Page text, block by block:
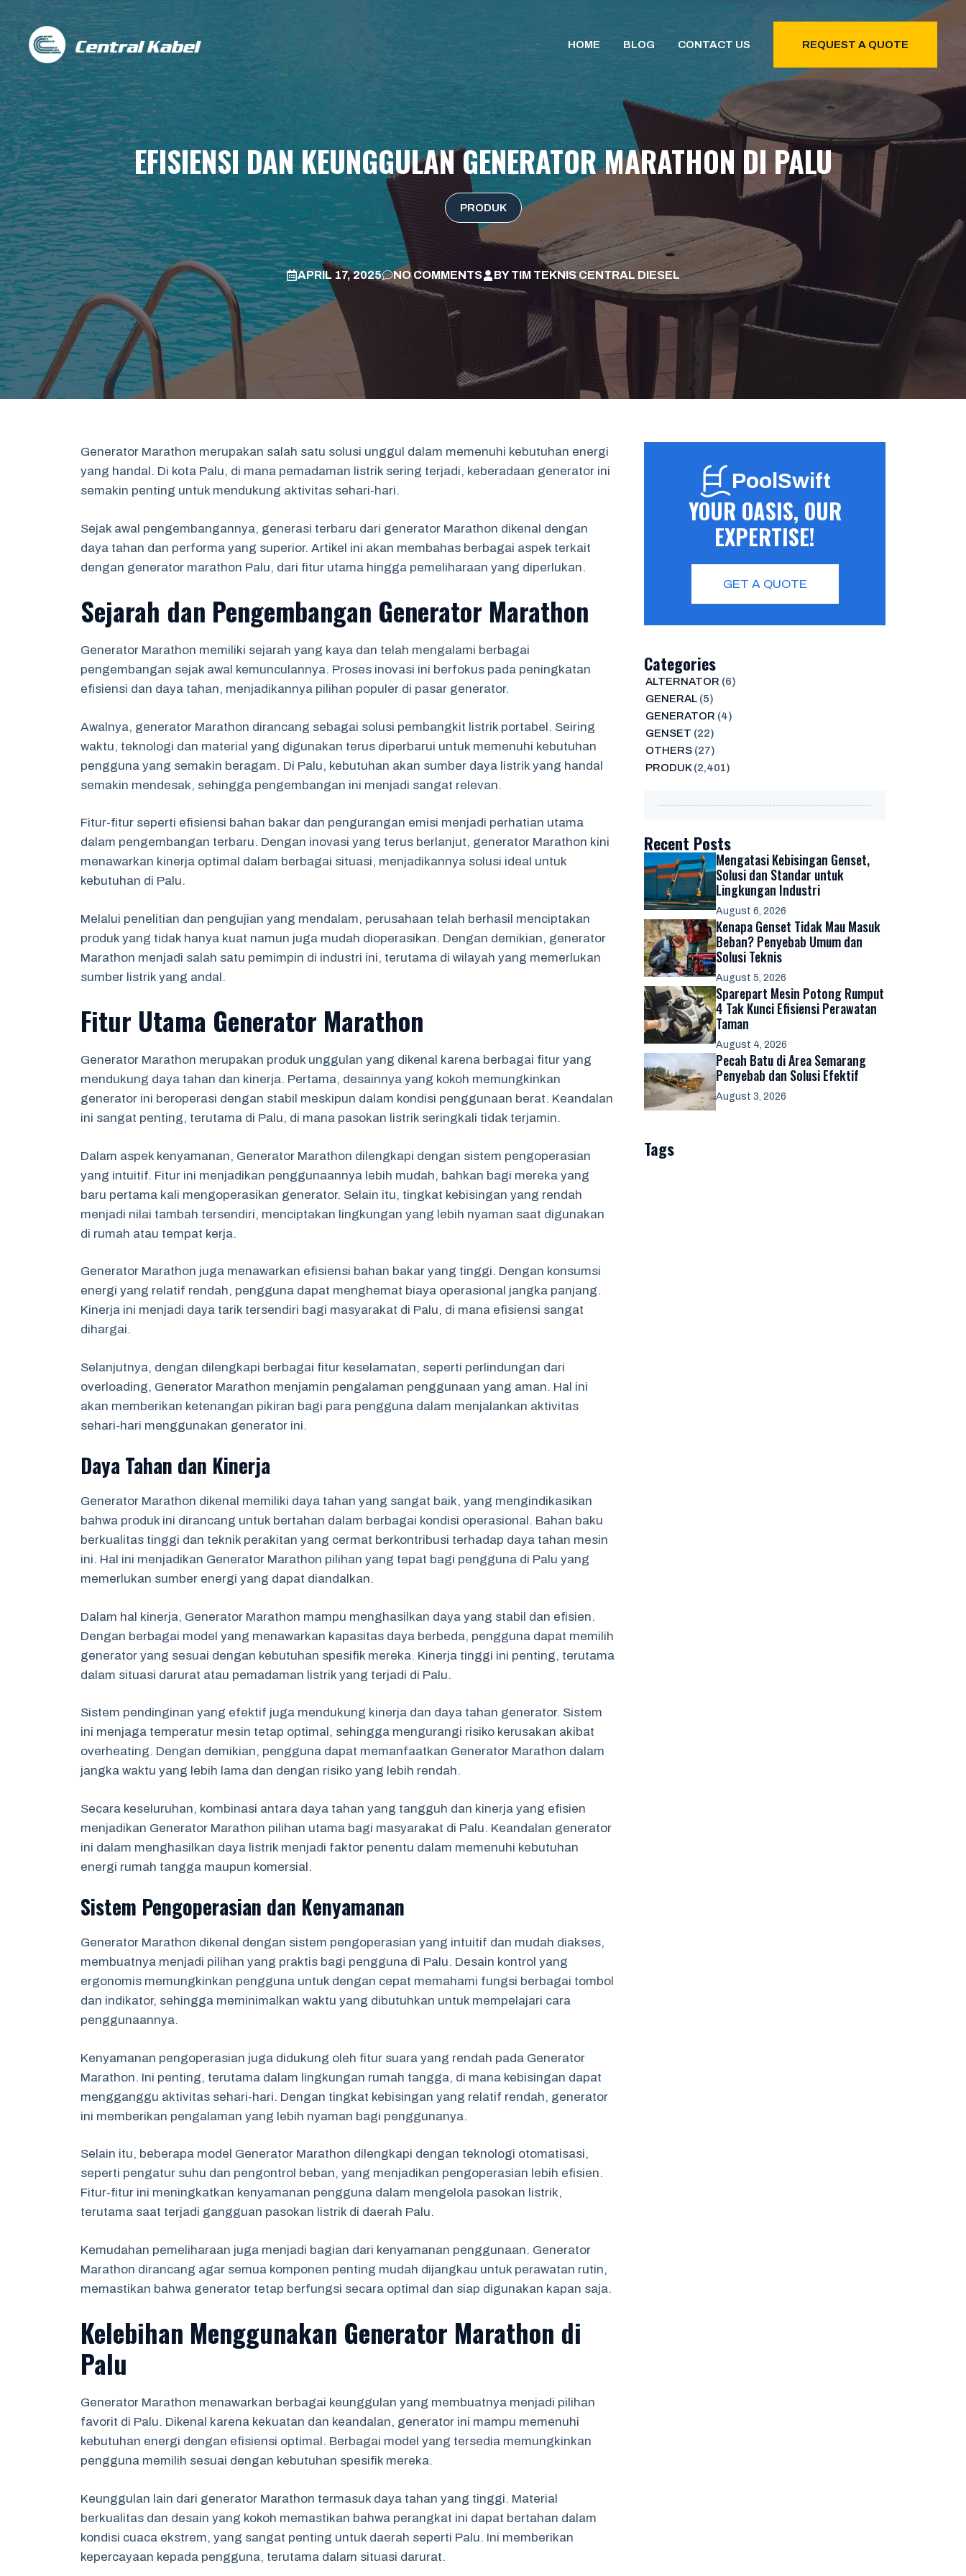
Skip
to
content
HOME BLOG CONTACT US REQUEST A QUOTE
EFISIENSI DAN KEUNGGULAN GENERATOR MARATHON DI PALU
PRODUK
APRIL 17, 2025 NO COMMENTS BYTIM TEKNIS CENTRAL DIESEL
Generator Marathon merupakan salah satu solusi unggul dalam memenuhi kebutuhan energi
yang handal. Di kota Palu, di mana pemadaman listrik sering terjadi, keberadaan generator ini
semakin penting untuk mendukung aktivitas sehari-hari.
Sejak awal pengembangannya, generasi terbaru dari generator Marathon dikenal dengan
daya tahan dan performa yang superior. Artikel ini akan membahas berbagai aspek terkait
dengan generator marathon Palu, dari fitur utama hingga pemeliharaan yang diperlukan.
Sejarah dan Pengembangan Generator Marathon
Generator Marathon memiliki sejarah yang kaya dan telah mengalami berbagai
pengembangan sejak awal kemunculannya. Proses inovasi ini berfokus pada peningkatan
efisiensi dan daya tahan, menjadikannya pilihan populer di pasar generator.
Awalnya, generator Marathon dirancang sebagai solusi pembangkit listrik portabel. Seiring
waktu, teknologi dan material yang digunakan terus diperbarui untuk memenuhi kebutuhan
pengguna yang semakin beragam. Di Palu, kebutuhan akan sumber daya listrik yang handal
semakin mendesak, sehingga pengembangan ini menjadi sangat relevan.
Fitur-fitur seperti efisiensi bahan bakar dan pengurangan emisi menjadi perhatian utama
dalam pengembangan terbaru. Dengan inovasi yang terus berlanjut, generator Marathon kini
menawarkan kinerja optimal dalam berbagai situasi, menjadikannya solusi ideal untuk
kebutuhan di Palu.
Melalui penelitian dan pengujian yang mendalam, perusahaan telah berhasil menciptakan
produk yang tidak hanya kuat namun juga mudah dioperasikan. Dengan demikian, generator
Marathon menjadi salah satu pemimpin di industri ini, terutama di wilayah yang memerlukan
sumber listrik yang andal.
Fitur Utama Generator Marathon
Generator Marathon merupakan produk unggulan yang dikenal karena berbagai fitur yang
mendukung daya tahan dan kinerja. Pertama, desainnya yang kokoh memungkinkan
generator ini beroperasi dengan stabil meskipun dalam kondisi penggunaan berat. Keandalan
ini sangat penting, terutama di Palu, di mana pasokan listrik seringkali tidak terjamin.
Dalam aspek kenyamanan, Generator Marathon dilengkapi dengan sistem pengoperasian
yang intuitif. Fitur ini menjadikan penggunaannya lebih mudah, bahkan bagi mereka yang
baru pertama kali mengoperasikan generator. Selain itu, tingkat kebisingan yang rendah
menjadi nilai tambah tersendiri, menciptakan lingkungan yang lebih nyaman saat digunakan
di rumah atau tempat kerja.
Generator Marathon juga menawarkan efisiensi bahan bakar yang tinggi. Dengan konsumsi
energi yang relatif rendah, pengguna dapat menghemat biaya operasional jangka panjang.
Kinerja ini menjadi daya tarik tersendiri bagi masyarakat di Palu, di mana efisiensi sangat
dihargai.
Selanjutnya, dengan dilengkapi berbagai fitur keselamatan, seperti perlindungan dari
overloading, Generator Marathon menjamin pengalaman penggunaan yang aman. Hal ini
akan memberikan ketenangan pikiran bagi para pengguna dalam menjalankan aktivitas
sehari-hari menggunakan generator ini.
Daya Tahan dan Kinerja
Generator Marathon dikenal memiliki daya tahan yang sangat baik, yang mengindikasikan
bahwa produk ini dirancang untuk bertahan dalam berbagai kondisi operasional. Bahan baku
berkualitas tinggi dan teknik perakitan yang cermat berkontribusi terhadap daya tahan mesin
ini. Hal ini menjadikan Generator Marathon pilihan yang tepat bagi pengguna di Palu yang
memerlukan sumber energi yang dapat diandalkan.
Dalam hal kinerja, Generator Marathon mampu menghasilkan daya yang stabil dan efisien.
Dengan berbagai model yang menawarkan kapasitas daya berbeda, pengguna dapat memilih
generator yang sesuai dengan kebutuhan spesifik mereka. Kinerja tinggi ini penting, terutama
dalam situasi darurat atau pemadaman listrik yang terjadi di Palu.
Sistem pendinginan yang efektif juga mendukung kinerja dan daya tahan generator. Sistem
ini menjaga temperatur mesin tetap optimal, sehingga mengurangi risiko kerusakan akibat
overheating. Dengan demikian, pengguna dapat memanfaatkan Generator Marathon dalam
jangka waktu yang lebih lama dan dengan risiko yang lebih rendah.
Secara keseluruhan, kombinasi antara daya tahan yang tangguh dan kinerja yang efisien
menjadikan Generator Marathon pilihan utama bagi masyarakat di Palu. Keandalan generator
ini dalam menghasilkan daya listrik menjadi faktor penentu dalam memenuhi kebutuhan
energi rumah tangga maupun komersial.
Sistem Pengoperasian dan Kenyamanan
Generator Marathon dikenal dengan sistem pengoperasian yang intuitif dan mudah diakses,
membuatnya menjadi pilihan yang praktis bagi pengguna di Palu. Desain kontrol yang
ergonomis memungkinkan pengguna untuk dengan cepat memahami fungsi berbagai tombol
dan indikator, sehingga meminimalkan waktu yang dibutuhkan untuk mempelajari cara
penggunaannya.
Kenyamanan pengoperasian juga didukung oleh fitur suara yang rendah pada Generator
Marathon. Ini penting, terutama dalam lingkungan rumah tangga, di mana kebisingan dapat
mengganggu aktivitas sehari-hari. Dengan tingkat kebisingan yang relatif rendah, generator
ini memberikan pengalaman yang lebih nyaman bagi penggunanya.
Selain itu, beberapa model Generator Marathon dilengkapi dengan teknologi otomatisasi,
seperti pengatur suhu dan pengontrol beban, yang menjadikan pengoperasian lebih efisien.
Fitur-fitur ini meningkatkan kenyamanan pengguna dalam mengelola pasokan listrik,
terutama saat terjadi gangguan pasokan listrik di daerah Palu.
Kemudahan pemeliharaan juga menjadi bagian dari kenyamanan penggunaan. Generator
Marathon dirancang agar semua komponen penting mudah dijangkau untuk perawatan rutin,
memastikan bahwa generator tetap berfungsi secara optimal dan siap digunakan kapan saja.
Kelebihan Menggunakan Generator Marathon di
Palu
Generator Marathon menawarkan berbagai keunggulan yang membuatnya menjadi pilihan
favorit di Palu. Dikenal karena kekuatan dan keandalan, generator ini mampu memenuhi
kebutuhan energi dengan efisiensi optimal. Berbagai model yang tersedia memungkinkan
pengguna memilih sesuai dengan kebutuhan spesifik mereka.
Keunggulan lain dari generator Marathon termasuk daya tahan yang tinggi. Material
berkualitas dan desain yang kokoh memastikan bahwa perangkat ini dapat bertahan dalam
kondisi cuaca ekstrem, yang sangat penting untuk daerah seperti Palu. Ini memberikan
kepercayaan kepada pengguna, terutama dalam situasi darurat.
PoolSwift
YOUR OASIS, OUR
EXPERTISE!
GET A QUOTE
Categories
ALTERNATOR (6)
GENERAL(5)
GENERATOR (4)
GENSET (22)
OTHERS(27)
PRODUK(2,401)
Recent Posts
Mengatasi Kebisingan Genset,
Solusi dan Standar untuk
Lingkungan Industri
August 6, 2026
Kenapa Genset Tidak Mau Masuk
Beban? Penyebab Umum dan
Solusi Teknis
August 5, 2026
Sparepart Mesin Potong Rumput
4 Tak Kunci Efisiensi Perawatan
Taman
August 4, 2026
Pecah Batu di Area Semarang
Penyebab dan Solusi Efektif
August 3, 2026
Tags